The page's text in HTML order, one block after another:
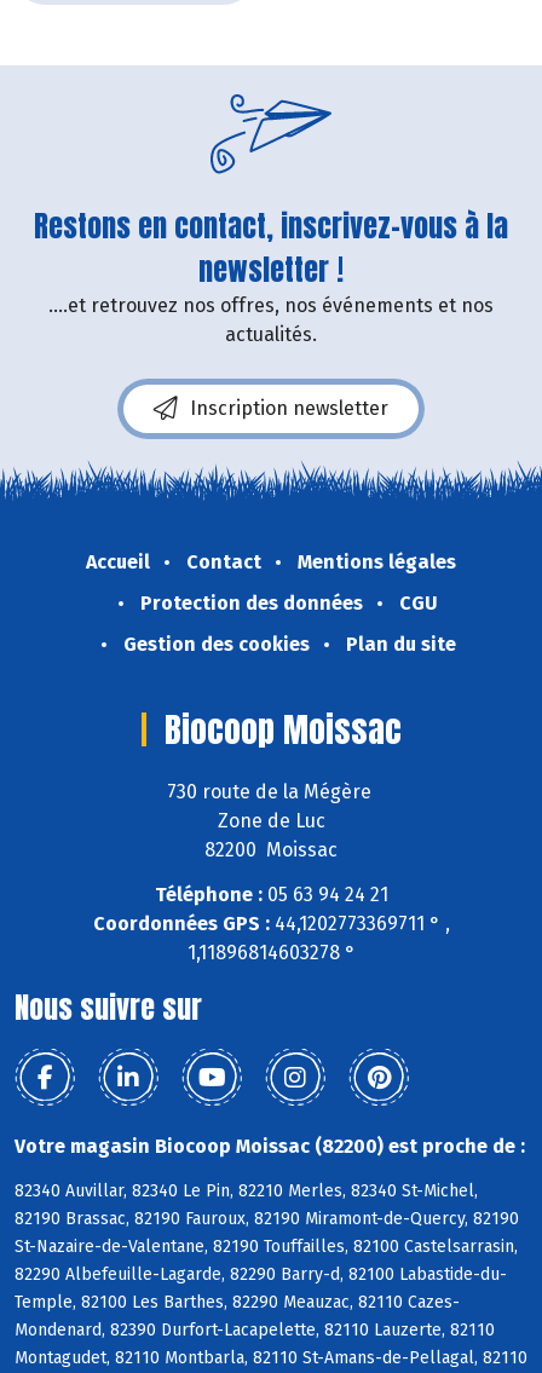
Restons en contact, inscrivez-vous à la
newsletter !
....et retrouvez nos offres, nos événements et nos
actualités.
Inscription newsletter
Accueil Contact
Mentions légales
Protection des données
CGU
Gestion des cookies
Plan du site
Biocoop Moissac
730 route de la Mégère
Zone de Luc
82200 Moissac
Téléphone :05 63 94 24 21
Coordonnées GPS :44,1202773369711 ° ,
1,11896814603278 °
Nous suivre sur
Votre magasin Biocoop Moissac (82200) est proche de :
82340 Auvillar, 82340 Le Pin, 82210 Merles, 82340 St-Michel,
82190 Brassac, 82190 Fauroux, 82190 Miramont-de-Quercy, 82190
St-Nazaire-de-Valentane, 82190 Touffailles, 82100 Castelsarrasin,
82290 Albefeuille-Lagarde, 82290 Barry-d, 82100 Labastide-du-
Temple, 82100 Les Barthes, 82290 Meauzac, 82110 Cazes-
Mondenard, 82390 Durfort-Lacapelette, 82110 Lauzerte, 82110
Montagudet, 82110 Montbarla, 82110 St-Amans-de-Pellagal, 82110